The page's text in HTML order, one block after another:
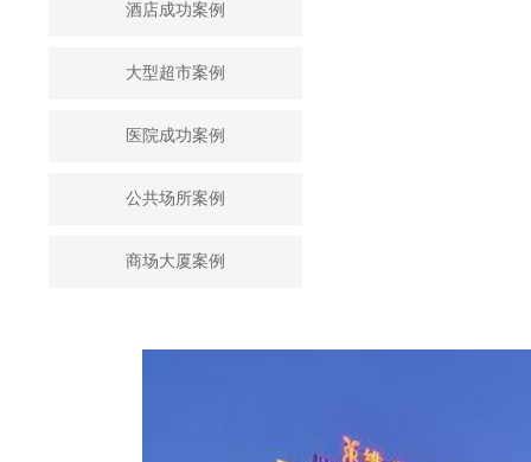
酒店成功案例
大型超市案例
医院成功案例
公共场所案例
商场大厦案例